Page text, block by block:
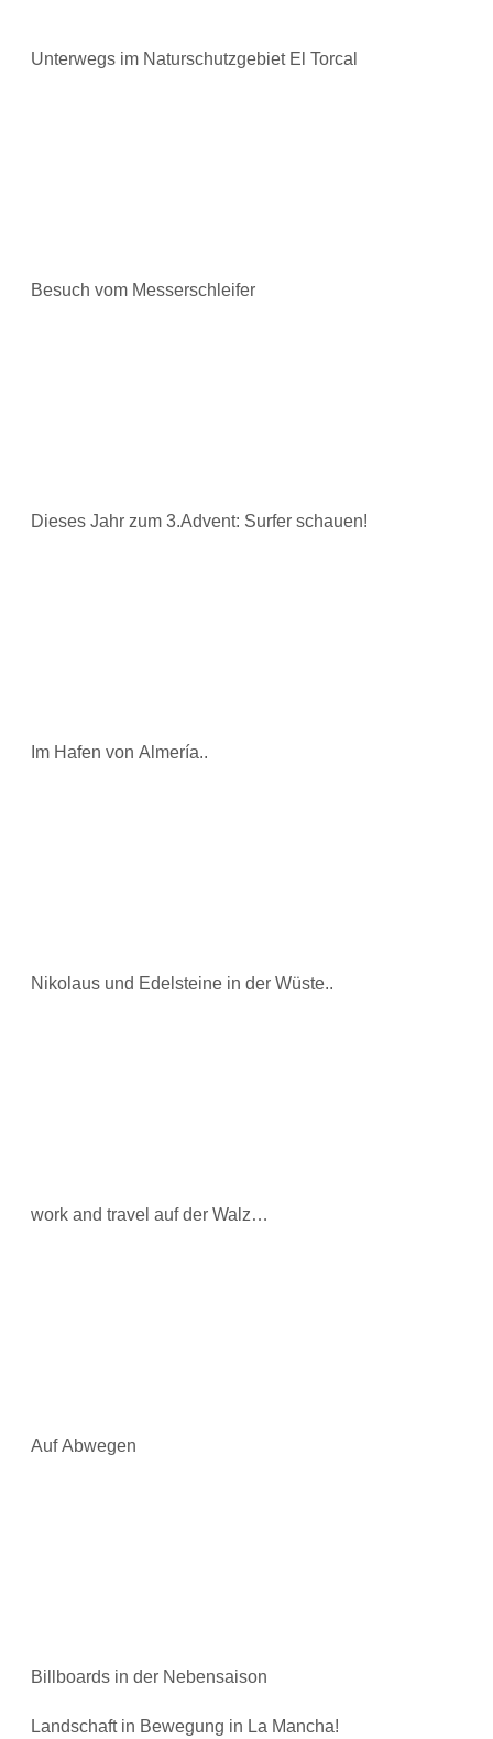
Unterwegs im Naturschutzgebiet El Torcal
Besuch vom Messerschleifer
Dieses Jahr zum 3.Advent: Surfer schauen!
Im Hafen von Almería..
Nikolaus und Edelsteine in der Wüste..
work and travel auf der Walz…
Auf Abwegen
Billboards in der Nebensaison
Landschaft in Bewegung in La Mancha!